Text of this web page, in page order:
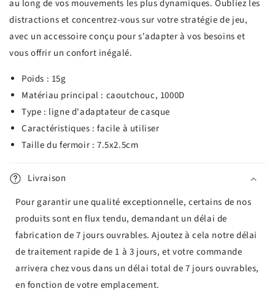
au long de vos mouvements les plus dynamiques. Oubliez les
distractions et concentrez-vous sur votre stratégie de jeu,
avec un accessoire conçu pour s'adapter à vos besoins et
vous offrir un confort inégalé.
Poids : 15g
Matériau principal : caoutchouc, 1000D
Type : ligne d'adaptateur de casque
Caractéristiques : facile à utiliser
Taille du fermoir : 7.5x2.5cm
Livraison
Pour garantir une qualité exceptionnelle, certains de nos
produits sont en flux tendu, demandant un délai de
fabrication de 7 jours ouvrables. Ajoutez à cela notre délai
de traitement rapide de 1 à 3 jours, et votre commande
arrivera chez vous dans un délai total de 7 jours ouvrables,
en fonction de votre emplacement.